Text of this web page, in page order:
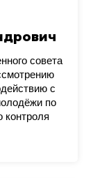
совета
с
по
контроля